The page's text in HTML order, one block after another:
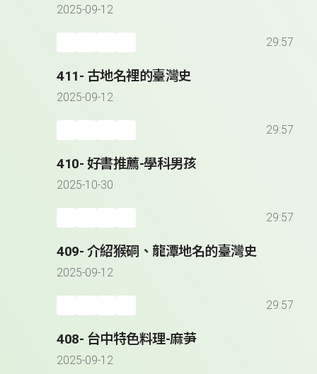
2025-09-12
29:57
411- 古地名裡的臺灣史
2025-09-12
29:57
410- 好書推薦-學科男孩
2025-10-30
29:57
409- 介紹猴硐、龍潭地名的臺灣史
2025-09-12
29:57
408- 台中特色料理-麻芛
2025-09-12